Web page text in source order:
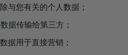
与您有关的个人数据；
据传输给第三方；
据用于直接营销；